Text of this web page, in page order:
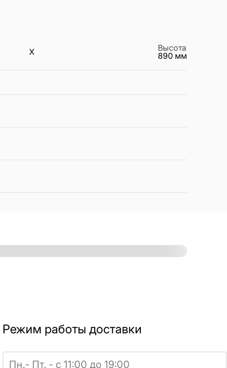
X
Высота
890 мм
Режим работы доставки
Пн.- Пт. - с 11:00 до 19:00